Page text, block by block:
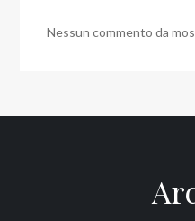
Nessun commento da